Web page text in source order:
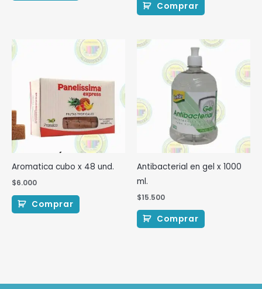
Comprar
Aromatica cubo x 48 und.
$6.000
Comprar
Antibacterial en gel x 1000
ml.
$15.500
Comprar